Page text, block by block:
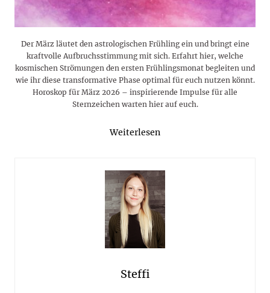
Der März läutet den astrologischen Frühling ein und bringt eine
kraftvolle Aufbruchsstimmung mit sich. Erfahrt hier, welche
kosmischen Strömungen den ersten Frühlingsmonat begleiten und
wie ihr diese transformative Phase optimal für euch nutzen könnt.
Horoskop für März 2026 – inspirierende Impulse für alle
Sternzeichen warten hier auf euch.
Weiterlesen
Steffi